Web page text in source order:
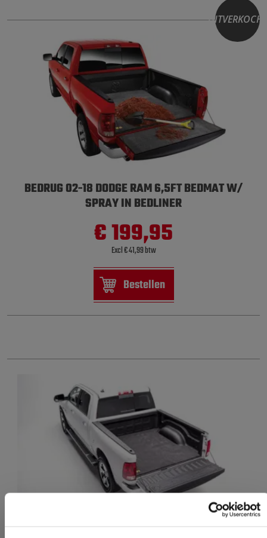
UITVERKOCHT
BEDRUG 02-18 DODGE RAM 6,5FT BEDMAT W/
SPRAY IN BEDLINER
€ 199,95
Excl € 41,99 btw
Bestellen